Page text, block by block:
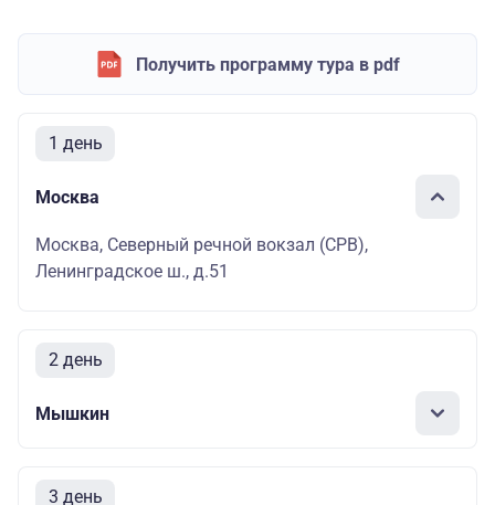
Получить программу тура в pdf
1 день
Москва
Москва, Северный речной вокзал (СРВ),
Ленинградское ш., д.51
2 день
Мышкин
3 день